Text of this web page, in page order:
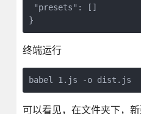
"presets": []
}
终端运行
babel 1.js -o dist.js
可以看见，在文件夹下，